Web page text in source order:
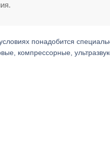
понадобится
компрессорные,